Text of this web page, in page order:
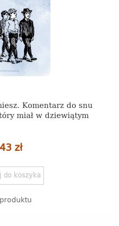
Komentarz do snu
miał w dziewiątym
zł
do koszyka